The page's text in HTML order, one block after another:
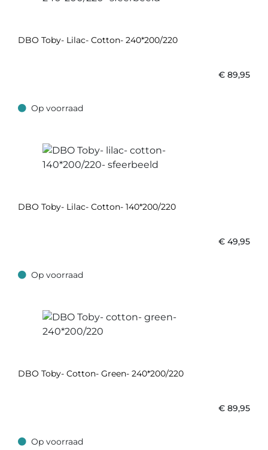
DBO Toby- Lilac- Cotton- 240*200/220
€ 89,95
Op voorraad
Op voorraad
DBO Toby- Lilac- Cotton- 140*200/220
€ 49,95
Op voorraad
Op voorraad
DBO Toby- Cotton- Green- 240*200/220
€ 89,95
Op voorraad
Op voorraad